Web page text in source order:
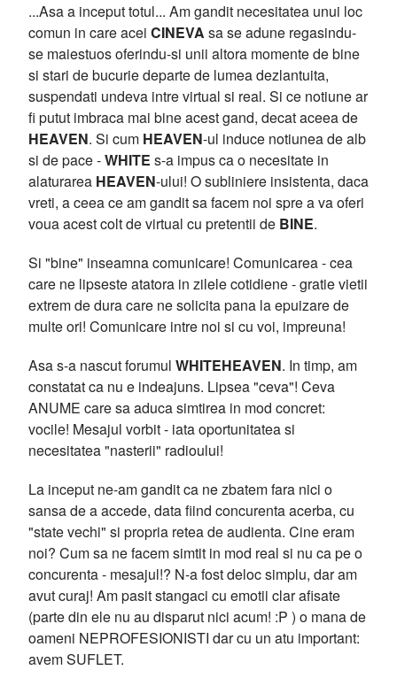
...Asa a inceput totul... Am gandit necesitatea unui loc
comun in care acei CINEVA sa se adune regasindu-
se maiestuos oferindu-si unii altora momente de bine
si stari de bucurie departe de lumea dezlantuita,
suspendati undeva intre virtual si real. Si ce notiune ar
fi putut imbraca mai bine acest gand, decat aceea de
HEAVEN. Si cum HEAVEN-ul induce notiunea de alb
si de pace -WHITE s-a impus ca o necesitate in
alaturarea HEAVEN-ului! O subliniere insistenta, daca
vreti, a ceea ce am gandit sa facem noi spre a va oferi
voua acest colt de virtual cu pretentii de BINE.
Si "bine" inseamna comunicare! Comunicarea - cea
care ne lipseste atatora in zilele cotidiene - gratie vietii
extrem de dura care ne solicita pana la epuizare de
multe ori! Comunicare intre noi si cu voi, impreuna!
Asa s-a nascut forumul WHITEHEAVEN. In timp, am
constatat ca nu e indeajuns. Lipsea "ceva"! Ceva
ANUME care sa aduca simtirea in mod concret:
vocile! Mesajul vorbit - iata oportunitatea si
necesitatea "nasterii" radioului!
La inceput ne-am gandit ca ne zbatem fara nici o
sansa de a accede, data fiind concurenta acerba, cu
"state vechi" si propria retea de audienta. Cine eram
noi? Cum sa ne facem simtit in mod real si nu ca pe o
concurenta - mesajul!? N-a fost deloc simplu, dar am
avut curaj! Am pasit stangaci cu emotii clar afisate
(parte din ele nu au disparut nici acum! :P ) o mana de
oameni NEPROFESIONISTI dar cu un atu important:
avem SUFLET.